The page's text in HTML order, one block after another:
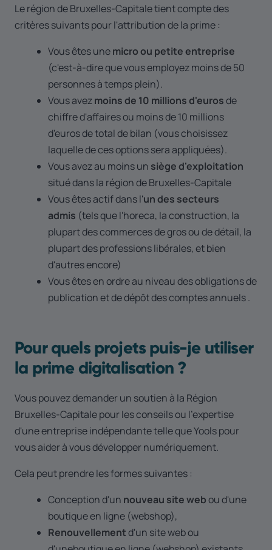
Le région de Bruxelles-Capitale tient compte des
critères suivants pour l'attribution de la prime :
Vous êtes unemicro ou petite entreprise
(c'est-à-dire que vous employez moins de 50
personnes à temps plein).
Vous avezmoins de 10 millions d'eurosde
chiffre d'affaires ou moins de 10 millions
d'euros de total de bilan (vous choisissez
laquelle de ces options sera appliquées).
Vous avez au moins un siège d'exploitation
situé dans la région de Bruxelles-Capitale
Vous êtes actif dans l'un des secteurs
admis (tels que l'horeca, la construction, la
plupart des commerces de gros ou de détail, la
plupart des professions libérales, et bien
d'autres encore)
Vous êtes en ordre au niveau des obligations de
publication et de dépôt des comptes annuels .
Pour quels projets puis-je utiliser
la prime digitalisation ?
Vous pouvez demander un soutien à la Région
Bruxelles-Capitale pour les conseils ou l'expertise
d'une entreprise indépendante telle que Yools pour
vous aider à vous développer numériquement.
Cela peut prendre les formes suivantes :
Conception d'un nouveau site webou d'une
boutique en ligne (webshop),
Renouvellementd'un site web ou